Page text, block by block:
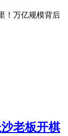
！万亿规模背后
老板开棋